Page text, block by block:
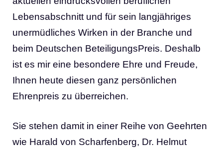
Lebensabschnitt und für sein langjähriges
unermüdliches Wirken in der Branche und
beim Deutschen BeteiligungsPreis. Deshalb
ist es mir eine besondere Ehre und Freude,
Ihnen heute diesen ganz persönlichen
Ehrenpreis zu überreichen.
Sie stehen damit in einer Reihe von Geehrten
wie Harald von Scharfenberg, Dr. Helmut